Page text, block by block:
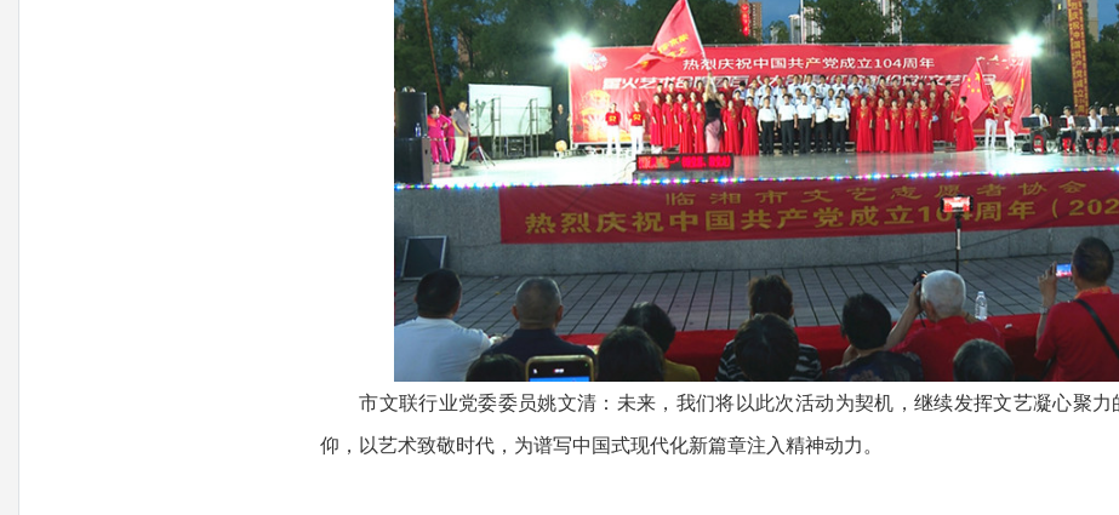
市文联行业党委委员姚文清：未来，我们将以此次活动为契机，继续发挥文艺凝心聚力
仰，以艺术致敬时代，为谱写中国式现代化新篇章注入精神动力。